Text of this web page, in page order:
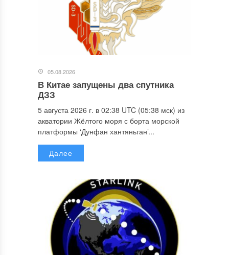
05.08.2026
В Китае запущены два спутника
ДЗЗ
5 августа 2026 г. в 02:38 UTC (05:38 мск) из
акватории Жёлтого моря с борта морской
платформы ‘Дунфан хантяньган’...
Далее